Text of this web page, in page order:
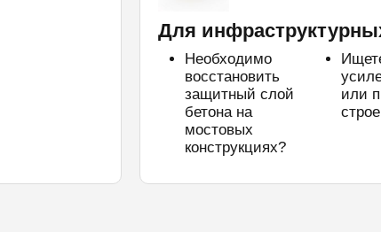
Для
Необходимо
восстановить
защитный слой
бетона на
мостовых
конструкциях?
или